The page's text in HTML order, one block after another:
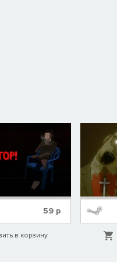
59р
в корзину